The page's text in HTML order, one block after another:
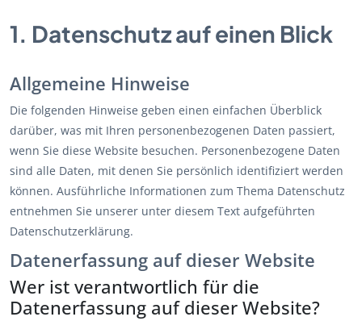
1. Datenschutz auf einen Blick
Allgemeine Hinweise
Die folgenden Hinweise geben einen einfachen Überblick
darüber, was mit Ihren personenbezogenen Daten passiert,
wenn Sie diese Website besuchen. Personenbezogene Daten
sind alle Daten, mit denen Sie persönlich identifiziert werden
können. Ausführliche Informationen zum Thema Datenschutz
entnehmen Sie unserer unter diesem Text aufgeführten
Datenschutzerklärung.
Datenerfassung auf dieser Website
Wer ist verantwortlich für die
Datenerfassung auf dieser Website?